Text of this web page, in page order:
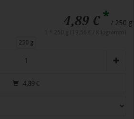
4,89 €* / 250 g
250 g
4,89 €